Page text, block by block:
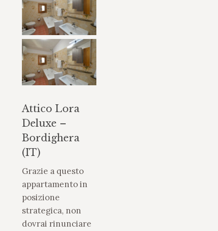
Attico Lora
Deluxe –
Bordighera
(IT)
Grazie a questo
appartamento in
posizione
strategica, non
dovrai rinunciare